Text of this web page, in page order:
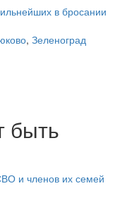
, Зеленоград
быть
и членов их семей